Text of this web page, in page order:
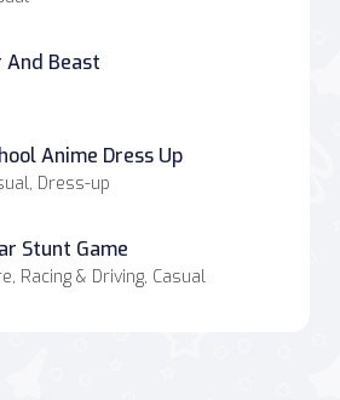
Beast
Anime Dress Up
Dress-up
Stunt Game
Racing & Driving, Casual